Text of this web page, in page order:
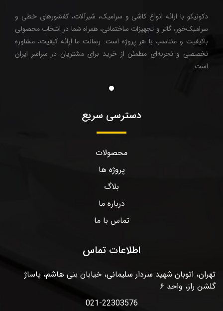
دکونیکو با ارائه انواع کاشی و سرامیک، شیرآلات، کفشورهای خطی و
سرامیک‌خور، گاتر و تجهیزات ساختمانی، همراه شما در انتخاب محصولی
باکیفیت و متناسب با هر پروژه است. رسالت ما ارائه کیفیت، مشاوره
تخصصی و تجربه‌ای مطمئن از خرید برای مشتریان در سراسر ایران
است.
دسترسی سریع
محصولات
پروژه ها
بلاگ
درباره ما
تماس با ما
اطلاعات تماس
تهران، اتوبان شهید سردار سلیمانی، خیابان بنی هاشم، پاساژ
گلشن راز، واحد ۶
021-22303576